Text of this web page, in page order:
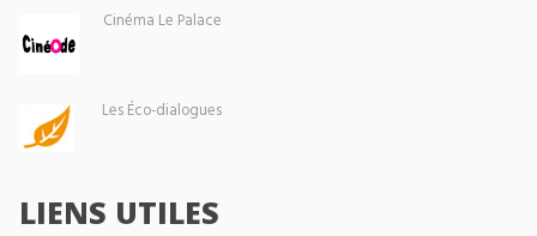
Cinéma Le Palace
Les Éco-dialogues
LIENS UTILES